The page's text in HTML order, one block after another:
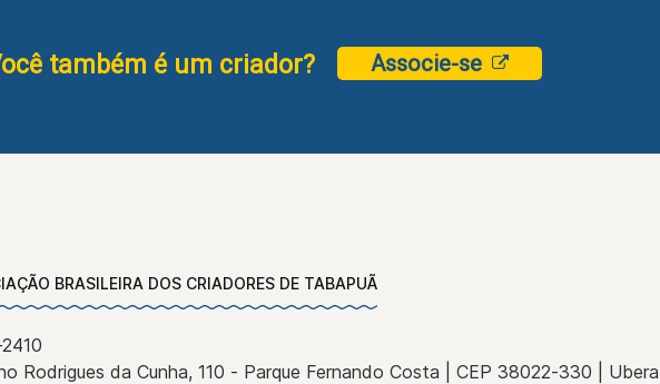
também é um criador? Associe-se
BRASILEIRA DOS CRIADORES DE TABAPUÃ
Rodrigues da Cunha, 110 - Parque Fernando Costa | CEP 38022-330 |